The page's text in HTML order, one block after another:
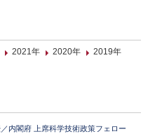
2021年 2020年
2019年
内閣府 上席科学技術政策フェロー